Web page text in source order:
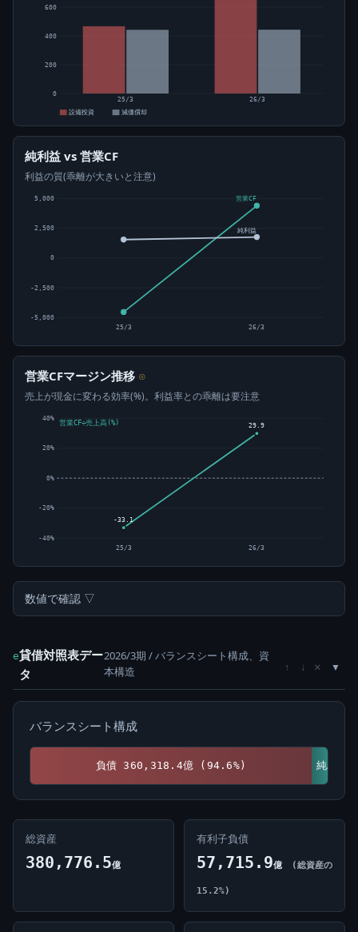
0
200
400
600
25/3
26/3
設備投資
減価償却
純利益 vs 営業CF
利益の質(乖離が大きいと注意)
-5,000
-2,500
0
2,500
5,000 営業CF
純利益
25/3 26/3
営業CFマージン推移 ⊙
売上が現金に変わる効率(%)。利益率との乖離は要注意
-40%
-20%
0%
20%
40%
-33.1
25/3
29.9
26/3
営業CF÷売上高(%)
数値で確認 ▽
e貸借対照表デー
タ
2026/3期 / バランスシート構成、資
本構造
↑ ↓ ×
バランスシート構成
負債 360,318.4億 (94.6%) 純資産 20,458.1億 (5.4%)
総資産
380,776.5億
有利子負債
57,715.9億 (総資産の
15.2%)